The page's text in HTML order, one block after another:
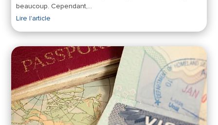
beaucoup. Cependant,…
Lire l'article